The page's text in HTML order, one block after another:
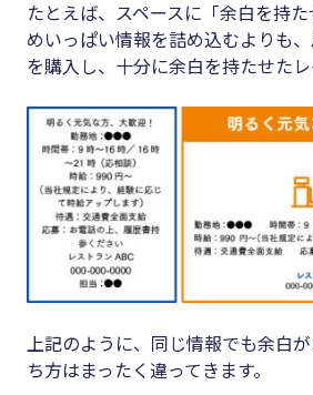
たとえば、スペースに「余白を持
めいっぱい情報を詰め込むよりも
を購入し、十分に余白を持たせたレ
上記のように、同じ情報でも余白
ち方はまったく違ってきます。